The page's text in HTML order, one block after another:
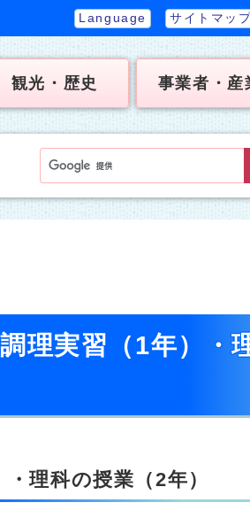
Language サイトマップ
観光・歴史 事業者・産
理実習（1年）・
理科の授業（2年）